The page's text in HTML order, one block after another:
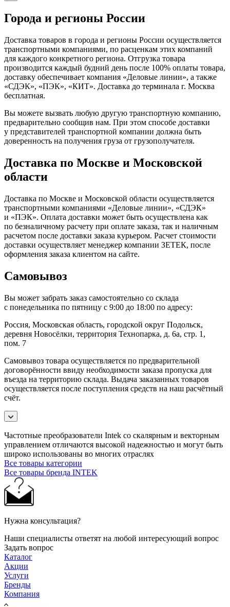
Города и регионы России
Доставка товаров в города и регионы России осуществляется
транспортными компаниями, по расценкам этих компаний
для каждого конкретного региона. Отгрузка товара
производится каждый будний день после 100% оплаты товара,
доставку обеспечивает компания «Деловые линии», а также
«СДЭК», «ПЭК», «КИТ». Доставка до терминала г. Москва
бесплатная.
Вы можете вызвать любую другую транспортную компанию,
предварительно сообщив нам. При этом способе доставки
у представителей транспортной компании должна быть
доверенность на получения груза от грузополучателя.
Доставка по Москве и Московской
области
Доставка по Москве и Московской области осуществляется
транспортными компаниями «Деловые линии», «СДЭК»
и «ПЭК». Оплата доставки может быть осуществлена как
по безналичному расчету при оплате заказа, так и наличным
расчетом после доставки заказа курьером. Расчет стоимости
доставки осуществляет менеджер компании ЗЕТЕК, после
оформления заказа клиентом на сайте.
Самовывоз
Вы может забрать заказ самостоятельно со склада
с понедельника по пятницу с 9:00 до 18:00 по адресу:
Россия, Московская область, городской округ Подольск,
деревня Новосёлки, территория Технопарка, д. 6а, стр. 1,
пом. 7
Самовывоз товара осуществляется по предварительной
договорённости ввиду необходимости заказа пропуска для
въезда на территорию склада. Выдача заказанных товаров
осуществляется после поступления средств на наш расчётный
счёт.
Частотные преобразователи Intek со скалярным и векторным
управлением отличаются высокой надежностью и могут быть
широко использованы во многих отраслях
Все товары категории
Все товары бренда INTEK
Нужна консультация?
Наши специалисты ответят на любой интересующий вопрос
Задать вопрос
Каталог
Акции
Услуги
Бренды
Компания